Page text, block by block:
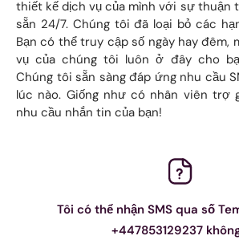
thiết kế dịch vụ của mình với sự thuận
sẵn 24/7. Chúng tôi đã loại bỏ các
Bạn có thể truy cập số ngày hay đêm,
vụ của chúng tôi luôn ở đây cho
Chúng tôi sẵn sàng đáp ứng nhu cầu
lúc nào. Giống như có nhân viên trợ
nhu cầu nhắn tin của bạn!
Tôi có thể nhận SMS qua số
+447853129237